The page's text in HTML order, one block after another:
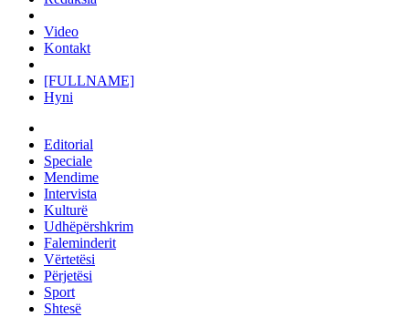
Video
Kontakt
[FULLNAME]
Hyni
Editorial
Speciale
Mendime
Intervista
Kulturë
Udhëpërshkrim
Faleminderit
Vërtetësi
Përjetësi
Sport
Shtesë